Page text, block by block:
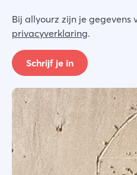
Bij allyourz zijn je gegevens
privacyverklaring.
Schrijf je in